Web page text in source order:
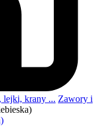
lejki, krany ... Zawory i